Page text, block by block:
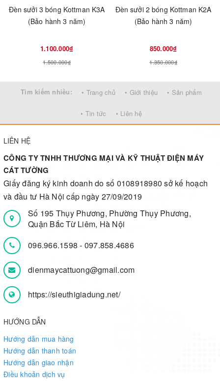
Đèn sưởi 3 bóng Kottman K3A
(Bảo hành 3 năm)
1.100.000₫
1.500.000₫
Đèn sưởi 2 bóng Kottman K2A
(Bảo hành 3 năm)
850.000₫
1.350.000₫
Tìm kiếm nhiều: • Trang chủ • Giới thiệu • Sản phẩm
• Tin tức • Liên hệ
LIÊN HỆ
CÔNG TY TNHH THƯƠNG MẠI VÀ KỸ THUẬT ĐIỆN MÁY
CÁT TƯỜNG
Giấy đăng ký kinh doanh do số 0108918980 sở kế hoạch
và đầu tư Hà Nội cấp ngày 27/09/2019
Số 195 Thụy Phương, Phường Thụy Phương,
Quận Bắc Từ Liêm, Hà Nội
096.966.1598- 097.858.4686
dienmaycattuong@gmail.com
https://sieuthigiadung.net/
HƯỚNG DẪN
Hướng dẫn mua hàng
Hướng dẫn thanh toán
Hướng dẫn giao nhận
Điều khoản dịch vụ